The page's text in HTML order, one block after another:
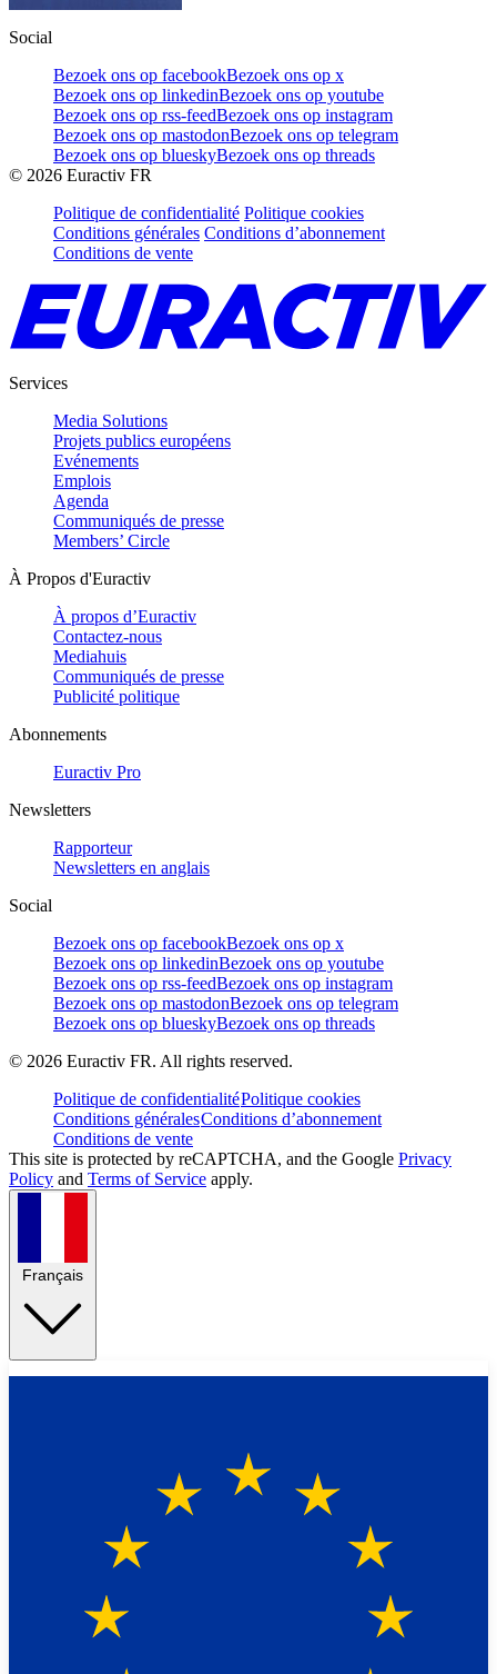
Social
Bezoek ons op facebookBezoek ons op x
Bezoek ons op linkedinBezoek ons op youtube
Bezoek ons op rss-feedBezoek ons op instagram
Bezoek ons op mastodonBezoek ons op telegram
Bezoek ons op blueskyBezoek ons op threads
© 2026 Euractiv FR
Politique de confidentialité Politique cookies
Conditions générales Conditions d’abonnement
Conditions de vente
Services
Media Solutions
Projets publics européens
Evénements
Emplois
Agenda
Communiqués de presse
Members’ Circle
À Propos d'Euractiv
À propos d’Euractiv
Contactez-nous
Mediahuis
Communiqués de presse
Publicité politique
Abonnements
Euractiv Pro
Newsletters
Rapporteur
Newsletters en anglais
Social
Bezoek ons op facebookBezoek ons op x
Bezoek ons op linkedinBezoek ons op youtube
Bezoek ons op rss-feedBezoek ons op instagram
Bezoek ons op mastodonBezoek ons op telegram
Bezoek ons op blueskyBezoek ons op threads
© 2026 Euractiv FR. All rights reserved.
Politique de confidentialitéPolitique cookies
Conditions généralesConditions d’abonnement
Conditions de vente
This site is protected by reCAPTCHA, and the Google Privacy
Policy and Terms of Service apply.
Français